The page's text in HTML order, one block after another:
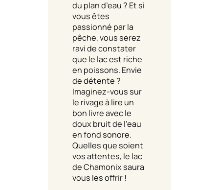
du plan d’eau ? Et si
vous êtes
passionné par la
pêche, vous serez
ravi de constater
que le lac est riche
en poissons. Envie
de détente ?
Imaginez-vous sur
le rivage à lire un
bon livre avec le
doux bruit de l’eau
en fond sonore.
Quelles que soient
vos attentes, le lac
de Chamonix saura
vous les offrir !